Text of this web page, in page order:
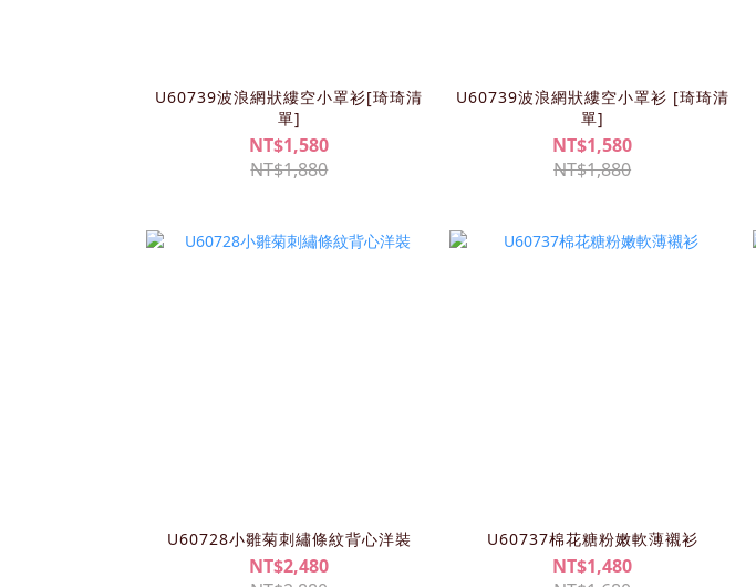
U60739波浪網狀縷空小罩衫[琦琦清
單]
NT$1,580
NT$1,880
U60739波浪網狀縷空小罩衫 [琦琦清
單]
NT$1,580
NT$1,880
U60728小雛菊刺繡條紋背心洋裝
NT$2,480
U60737棉花糖粉嫩軟薄襯衫
NT$1,480